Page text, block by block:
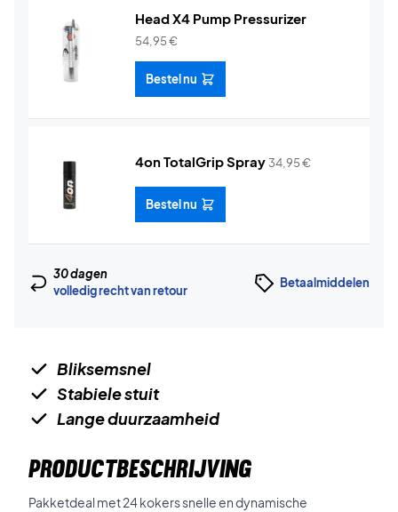
Head X4 Pump Pressurizer
54,95€
Bestel nu
4on TotalGrip Spray 34,95€
Bestel nu
30 dagen
volledig recht van retour
Betaalmiddelen
Bliksemsnel
Stabiele stuit
Lange duurzaamheid
PRODUCTBESCHRIJVING
Pakketdeal met 24 kokers snelle en dynamische